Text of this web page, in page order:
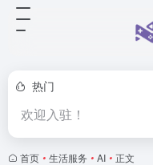
热门
欢迎入驻！
首页 • 生活服务 • AI • 正文